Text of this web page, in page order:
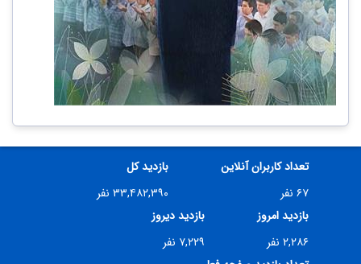
تعداد کاربران آنلاین
۶۷ نفر
بازدید کل
۳۳,۴۸۲,۳۹۰ نفر
بازدید امروز
۲,۲۸۶ نفر
بازدید دیروز
۷,۲۲۹ نفر